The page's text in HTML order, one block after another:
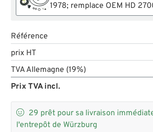
1978; remplace OEM HD
Référence
prix HT
TVA Allemagne (19%)
Prix TVA incl.
 29 prêt pour sa livraison
l'entrepôt de Würzburg